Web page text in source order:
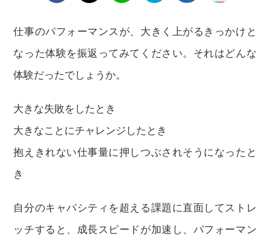
仕事のパフォーマンスが、大きく上がるきっかけと
なった体験を振返ってみてください。それはどんな
体験だったでしょうか。
大きな失敗をしたとき
大きなことにチャレンジしたとき
抱えきれない仕事量に押しつぶされそうになったと
き
自分のキャパシティを超える課題に直面してストレ
ッチすると、成長スピードが加速し、パフォーマン